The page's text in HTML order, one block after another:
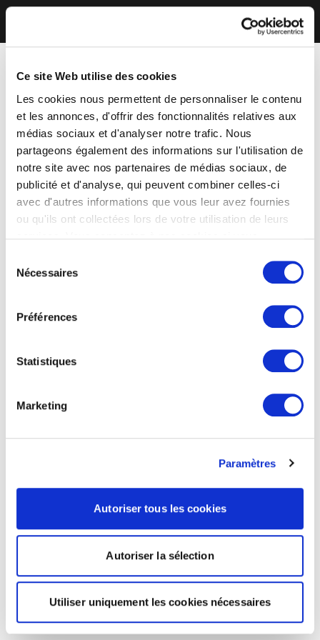
Ce site Web utilise des cookies
Les cookies nous permettent de personnaliser le contenu
et les annonces, d'offrir des fonctionnalités relatives aux
médias sociaux et d'analyser notre trafic. Nous
partageons également des informations sur l'utilisation de
notre site avec nos partenaires de médias sociaux, de
publicité et d'analyse, qui peuvent combiner celles-ci
avec d'autres informations que vous leur avez fournies
ou qu'ils ont collectées lors de votre utilisation de leurs
Nécessaires
Préférences
Statistiques
Marketing
Paramètres
Autoriser tous les cookies
Autoriser la sélection
Utiliser uniquement les cookies nécessaires